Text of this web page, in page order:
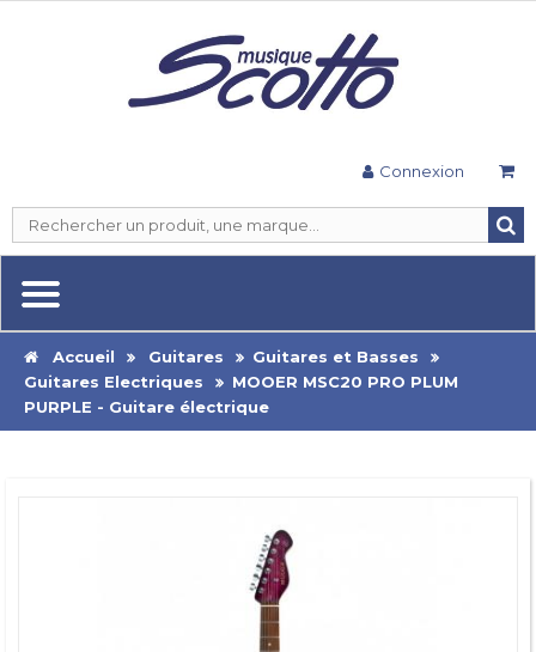
Connexion
Accueil Guitares
Guitares et Basses
Guitares Electriques
MOOER MSC20 PRO PLUM
PURPLE - Guitare électrique